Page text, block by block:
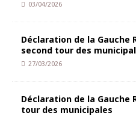
03/04/2026
Déclaration de la Gauche
second tour des
27/03/2026
Déclaration de la Gauche
tour des municipales